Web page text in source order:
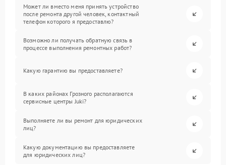
Может ли вместо меня принять устройство
после ремонта другой человек, контактный
телефон которого я предоставлю?
Возможно ли получать обратную связь в
процессе выполнения ремонтных работ?
Какую гарантию вы предоставляете?
В каких районах Грозного располагаются
сервисные центры Juki?
Выполняете ли вы ремонт для юридических
лиц?
Какую документацию вы предоставляете
для юридических лиц?